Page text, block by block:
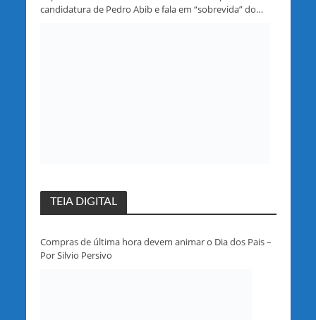
candidatura de Pedro Abib e fala em “sobrevida” do
TEIA DIGITAL
Compras de última hora devem animar o Dia dos Pais –
Por Silvio Persivo